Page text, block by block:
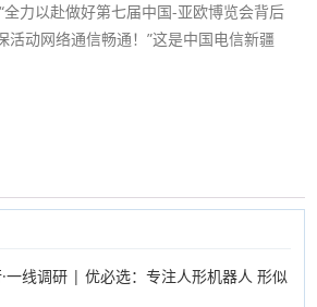
全力以赴做好第七届中国-亚欧博览会背后
活动网络通信畅通！”这是中国电信新疆
一线调研 | 优必选：专注人形机器人 形似